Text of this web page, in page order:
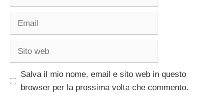
Email
Sito
Salva il mio nome, email e sito web in questo
browser per la prossima volta che commento.